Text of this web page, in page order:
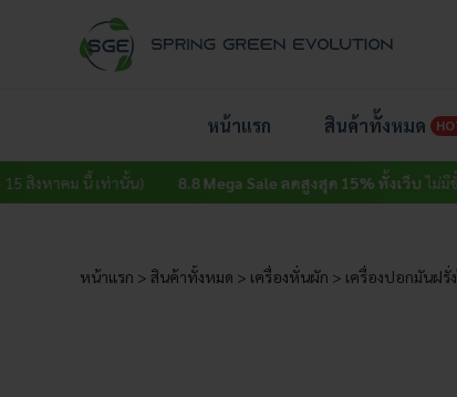
หน้าแรก สินค้าทั้งหมด
เท่านั้น) 8.8 Mega Sale ลดสูงสุด 15% ทั้งเว็บ ไม่มีขั้นต่ำ (วันนี้
หน้าแรก > สินค้าทั้งหมด > เครื่องหั่นผัก > เครื่องปอกมันฝรั่